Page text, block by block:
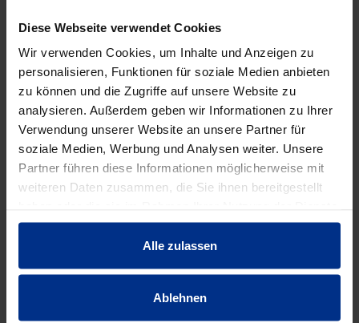
Diese Webseite verwendet Cookies
Wir verwenden Cookies, um Inhalte und Anzeigen zu
personalisieren, Funktionen für soziale Medien anbieten
zu können und die Zugriffe auf unsere Website zu
analysieren. Außerdem geben wir Informationen zu Ihrer
Verwendung unserer Website an unsere Partner für
soziale Medien, Werbung und Analysen weiter. Unsere
Partner führen diese Informationen möglicherweise mit
weiteren Daten zusammen, die Sie ihnen bereitgestellt
gesammelt haben.
Alle zulassen
Ablehnen
37,20 €
pro 1 st (exkl. Mwst.)
AJA
Code
EIGENSCHAFTEN
2" IG